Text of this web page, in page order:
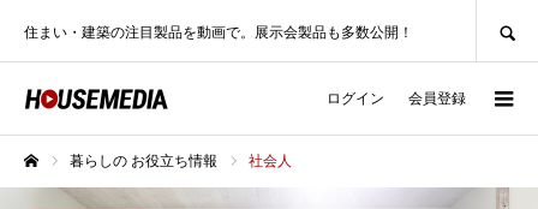
住まい・建築の注目製品を動画で。展示会製品も多数公開！
ログイン 会員登録
暮らしの お役立ち情報 社会人